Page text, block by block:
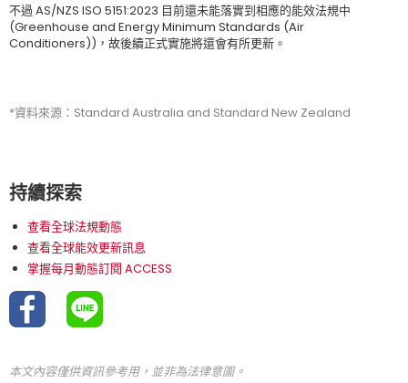
不過 AS/NZS ISO 5151:2023 目前還未能落實到相應的能效法規中
(Greenhouse and Energy Minimum Standards (Air
Conditioners))，故後續正式實施將還會有所更新。
*資料來源：Standard Australia and Standard New Zealand
持續探索
查看全球法規動態
查看全球能效更新訊息
掌握每月動態訂閱 ACCESS
本文內容僅供資訊參考用，並非為法律意圖。